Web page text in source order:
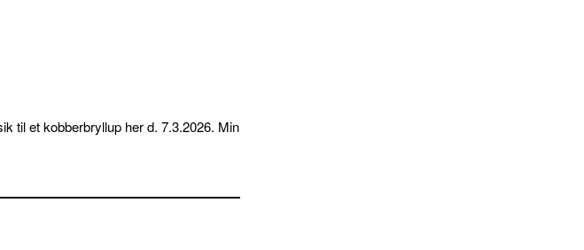
til et kobberbryllup her d. 7.3.2026. Min